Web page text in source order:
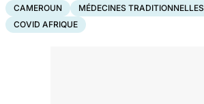
CAMEROUN MÉDECINES TRADITIONNELLES
COVID AFRIQUE